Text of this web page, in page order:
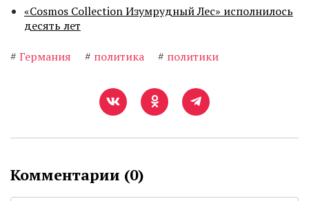
«Cosmos Collection Изумрудный Лес» исполнилось
десять лет
# Германия # политика # политики
Комментарии (0)